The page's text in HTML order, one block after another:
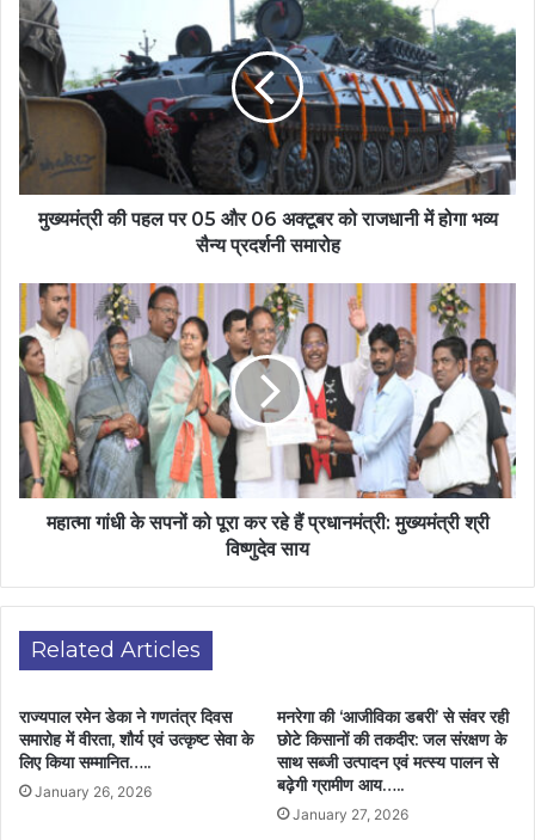
मुख्यमंत्री की पहल पर 05 और 06 अक्टूबर को राजधानी में होगा भव्य
सैन्य प्रदर्शनी समारोह
महात्मा गांधी के सपनों को पूरा कर रहे हैं प्रधानमंत्री: मुख्यमंत्री श्री
विष्णुदेव साय
Related Articles
राज्यपाल रमेन डेका ने गणतंत्र दिवस
समारोह में वीरता, शौर्य एवं उत्कृष्ट सेवा के
लिए किया सम्मानित…..
January 26, 2026
मनरेगा की ‘आजीविका डबरी’ से संवर रही
छोटे किसानों की तकदीर: जल संरक्षण के
साथ सब्जी उत्पादन एवं मत्स्य पालन से
बढ़ेगी ग्रामीण आय…..
January 27, 2026